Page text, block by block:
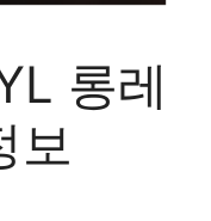
롱레
보